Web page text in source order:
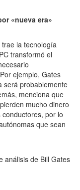
«nueva era»
la tecnología
transformó el
ejemplo, Gates
será probablemente
menciona que
mucho dinero
por lo
que sean
análisis de Bill Gates